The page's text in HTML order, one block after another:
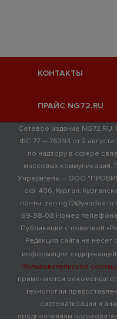
КОНТАКТЫ
ПРАЙС NG72.RU
Сетевое издание
ФС 77 — 76393 от 2
по надзору в сфере
массовых
Учредитель — ООО
оф. 406, Курган,
почты:
69-98-08 Номер
Публикации с пометкой
Редакция сайта не несет
информации,
Пользовательское
применяются
технологии
систематизации и
предпочтениям